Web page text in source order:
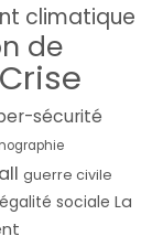
climatique
de
Crise
sécurité
guerre civile
sociale La